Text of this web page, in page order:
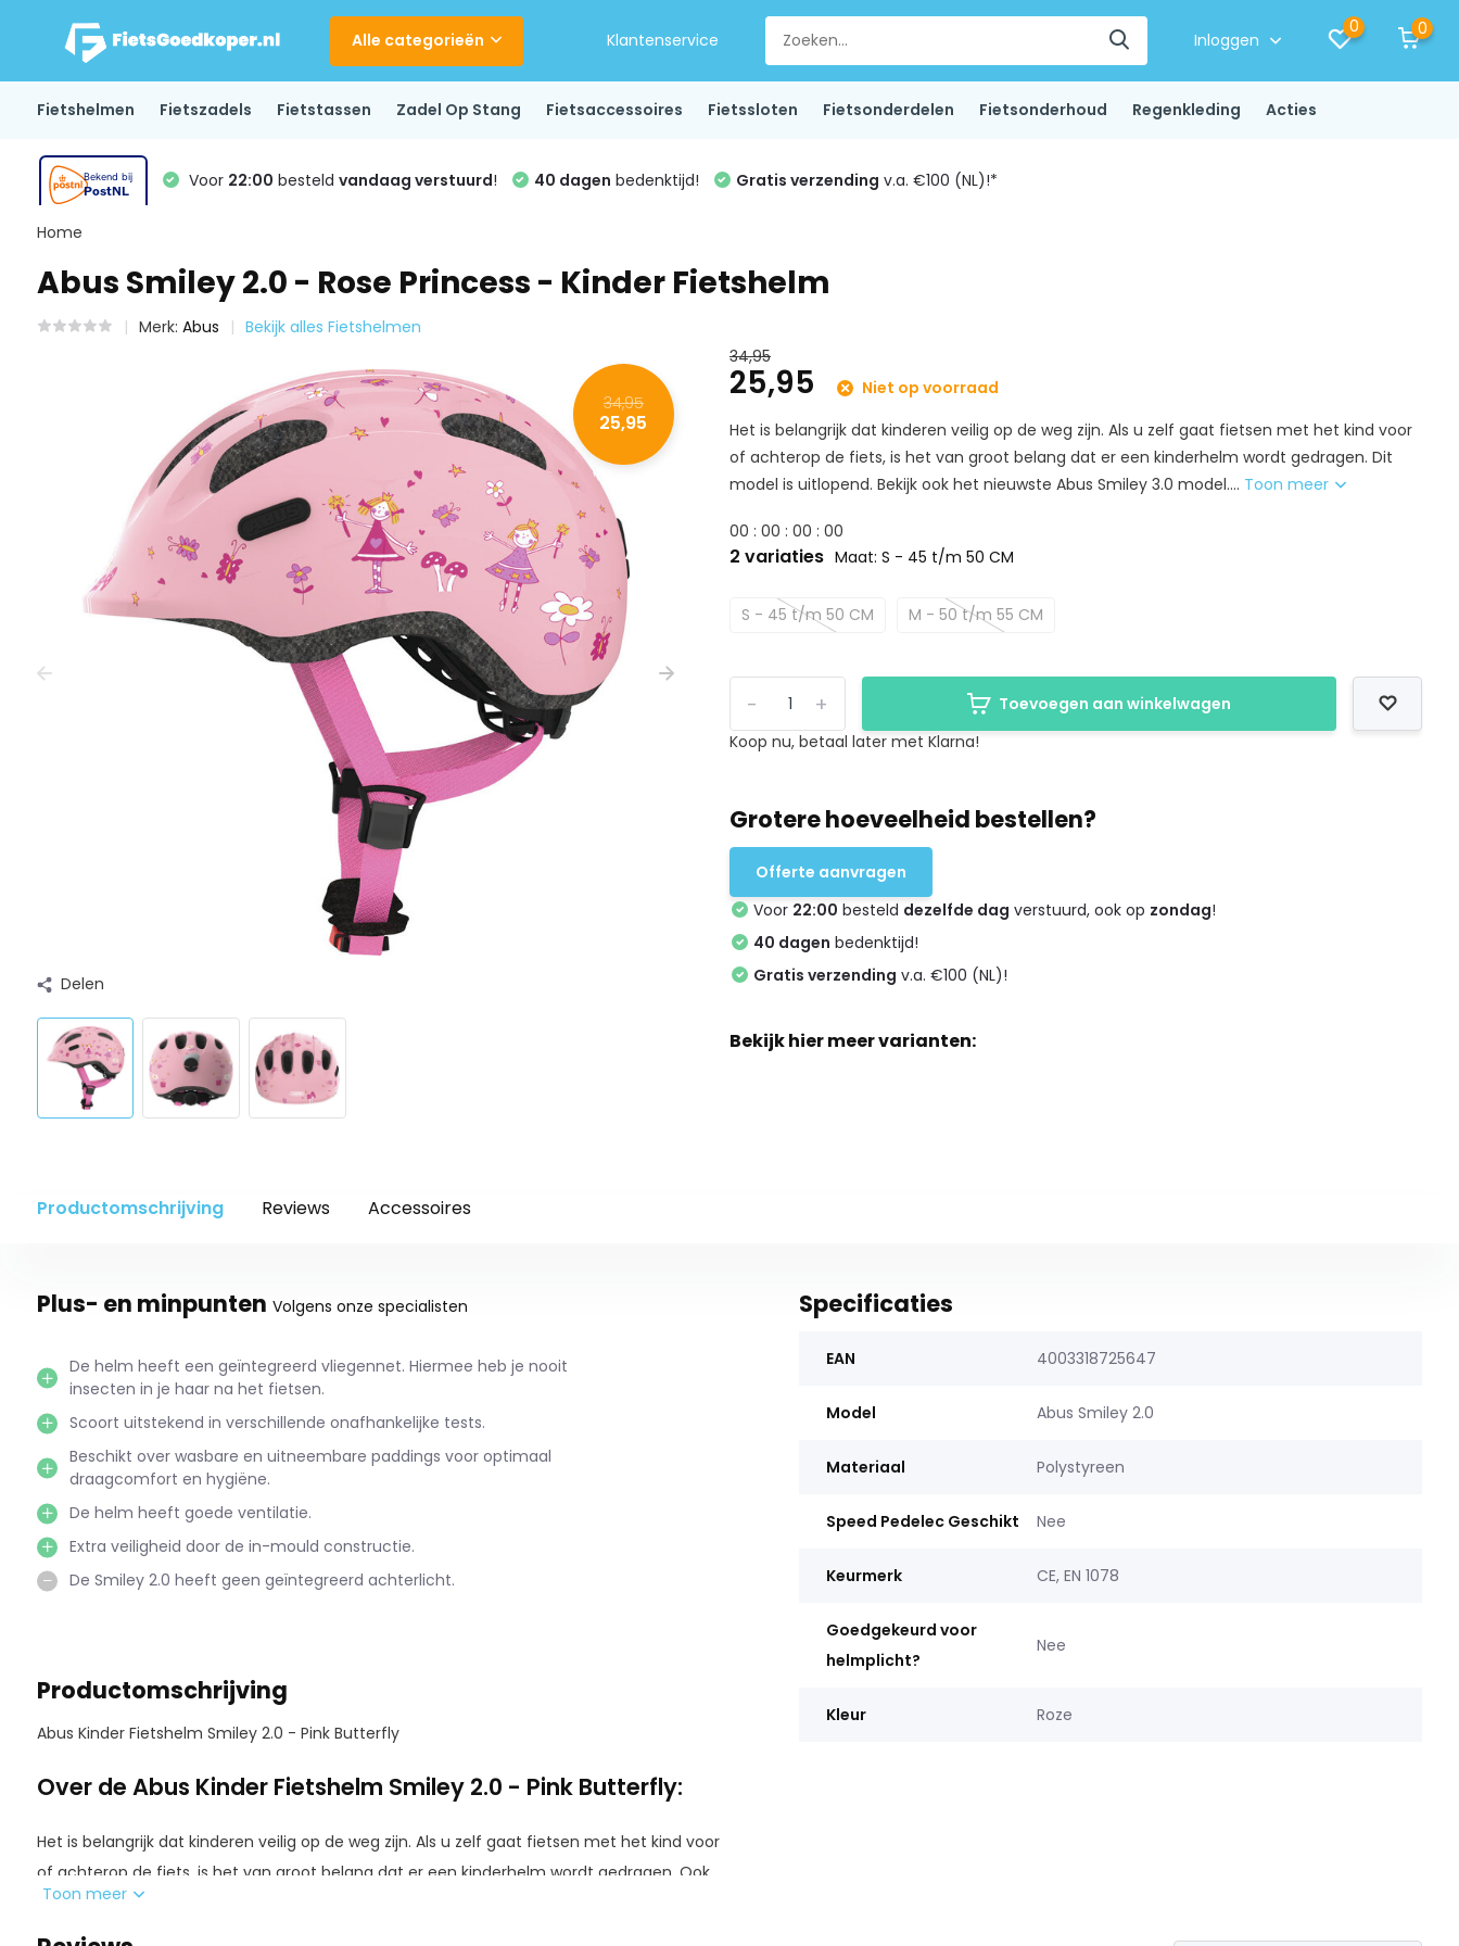
Alle categorieën Klantenservice Inloggen
0 0
Fietshelmen Fietszadels Fietstassen Zadel Op Stang Fietsaccessoires Fietssloten Fietsonderdelen Fietsonderhoud Regenkleding Acties
Voor 22:00 besteld vandaag verstuurd! 40 dagen bedenktijd! Gratis verzending v.a. €100 (NL)!*
Home
Abus Smiley 2.0 - Rose Princess - Kinder Fietshelm
Merk: Abus Bekijk alles Fietshelmen
34,95
25,95
Delen
34,95
25,95
Niet op voorraad
Het is belangrijk dat kinderen veilig op de weg zijn. Als u zelf gaat fietsen met het kind voor
of achterop de fiets, is het van groot belang dat er een kinderhelm wordt gedragen. Dit
model is uitlopend. Bekijk ook het nieuwste Abus Smiley 3.0 model.... Toon meer
00 : 00 : 00 : 00
2 variaties Maat: S - 45 t/m 50 CM
S - 45 t/m 50 CM M - 50 t/m 55 CM
+
-
Toevoegen aan winkelwagen
Koop nu, betaal later met Klarna!
Grotere hoeveelheid bestellen?
Offerte aanvragen
Voor 22:00 besteld dezelfde dag verstuurd, ook op zondag!
40 dagen bedenktijd!
Gratis verzending v.a. €100 (NL)!
Bekijk hier meer varianten:
Productomschrijving Reviews Accessoires
Plus- en minpunten Volgens onze specialisten
De helm heeft een geïntegreerd vliegennet. Hiermee heb je nooit
insecten in je haar na het fietsen.
Scoort uitstekend in verschillende onafhankelijke tests.
Beschikt over wasbare en uitneembare paddings voor optimaal
draagcomfort en hygiëne.
De helm heeft goede ventilatie.
Extra veiligheid door de in-mould constructie.
De Smiley 2.0 heeft geen geïntegreerd achterlicht.
Productomschrijving
Abus Kinder Fietshelm Smiley 2.0 - Pink Butterfly
Over de Abus Kinder Fietshelm Smiley 2.0 - Pink Butterfly:
Het is belangrijk dat kinderen veilig op de weg zijn. Als u zelf gaat fietsen met het kind voor
of achterop de fiets, is het van groot belang dat er een kinderhelm wordt gedragen. Ook
op de loopfiets is een fietshelm van groot belang. Als de toekomstige kampioenen van de
grote fietsrondjes op de loopfiets voorbij vliegen, is veiligheid natuurlijk belangrijk voor de
Toon meer
Specificaties
EAN 4003318725647
Model Abus Smiley 2.0
Materiaal Polystyreen
Speed Pedelec Geschikt Nee
Keurmerk CE, EN 1078
Goedgekeurd voor
helmplicht?
Nee
Kleur Roze